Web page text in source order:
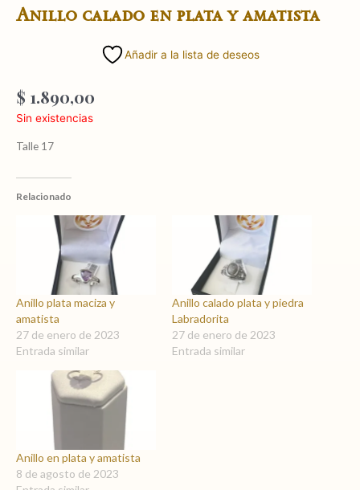
Anillo calado en plata y amatista
Añadir a la lista de deseos
$ 1.890,00
Sin existencias
Talle 17
Relacionado
Anillo plata maciza y
amatista
27 de enero de 2023
Entrada similar
Anillo calado plata y piedra
Labradorita
27 de enero de 2023
Entrada similar
Anillo en plata y amatista
8 de agosto de 2023